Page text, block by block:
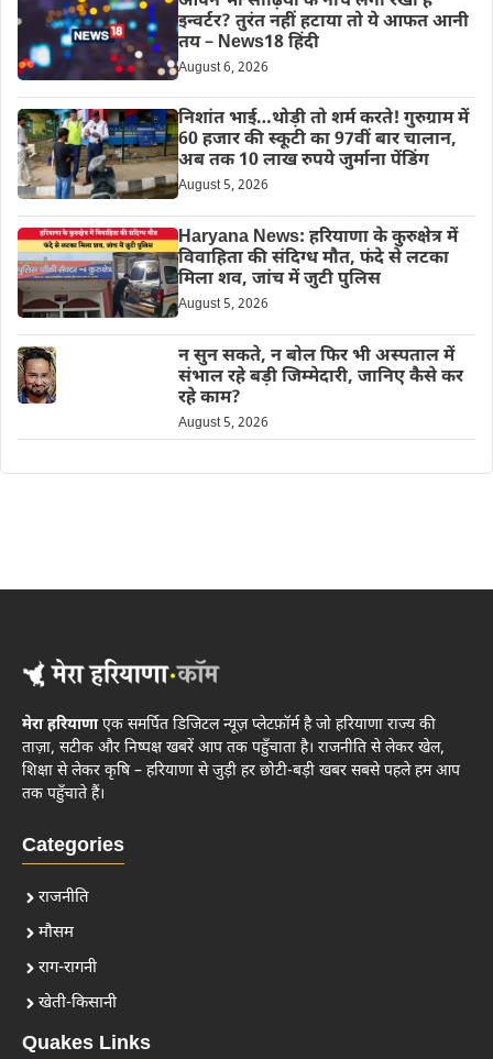
इन्वर्टर? तुरंत नहीं हटाया तो ये आफत आनी
तय – News18 हिंदी
August 6, 2026
निशांत भाई…थोड़ी तो शर्म करते! गुरुग्राम में
60 हजार की स्कूटी का 97वीं बार चालान,
अब तक 10 लाख रुपये जुर्माना पेंडिंग
August 5, 2026
Haryana News: हरियाणा के कुरुक्षेत्र में
विवाहिता की संदिग्ध मौत, फंदे से लटका
मिला शव, जांच में जुटी पुलिस
August 5, 2026
न सुन सकते, न बोल फिर भी अस्पताल में
संभाल रहे बड़ी जिम्मेदारी, जानिए कैसे कर
रहे काम?
August 5, 2026
मेरा हरियाणाएक समर्पित डिजिटल न्यूज़ प्लेटफ़ॉर्म है जो हरियाणा राज्य की
ताज़ा, सटीक और निष्पक्ष खबरें आप तक पहुँचाता है। राजनीति से लेकर खेल,
शिक्षा से लेकर कृषि – हरियाणा से जुड़ी हर छोटी-बड़ी खबर सबसे पहले हम आप
तक पहुँचाते हैं।
Categories
राजनीति
मौसम
राग-रागनी
खेती-किसानी
Quakes Links